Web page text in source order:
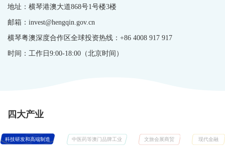
地址：横琴港澳大道868号1号楼3楼
邮箱：invest@hengqin.gov.cn
横琴粤澳深度合作区全球投资热线：+86 4008 917 917
时间：工作日9:00-18:00（北京时间）
四大产业
科技研发和高端制造 中医药等澳门品牌工业 文旅会展商贸 现代金融